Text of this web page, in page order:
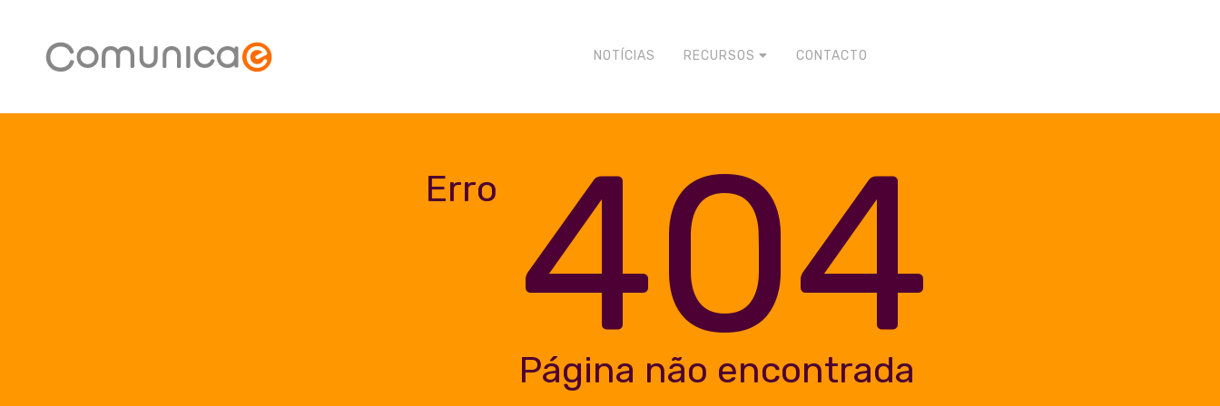
NOTÍCIAS RECURSOS CONTACTO
Erro 404
Página não encontrada